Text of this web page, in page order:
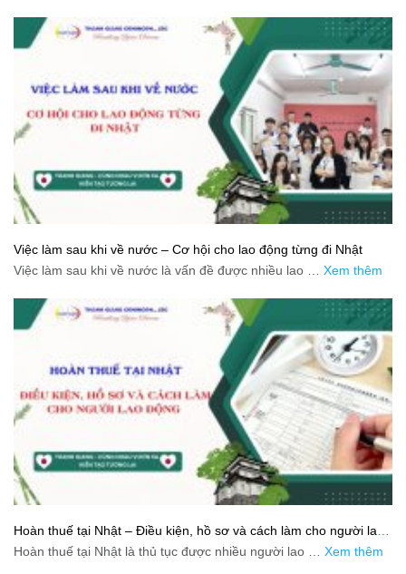
Việc làm sau khi về nước – Cơ hội cho lao động từng đi Nhật
Việc làm sau khi về nước là vấn đề được nhiều lao … Xem thêm
Hoàn thuế tại Nhật – Điều kiện, hồ sơ và cách làm cho người lao
động
Hoàn thuế tại Nhật là thủ tục được nhiều người lao … Xem thêm